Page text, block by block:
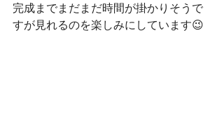
完成までまだまだ時間が掛かりそうで
すが見れるのを楽しみにしています😉